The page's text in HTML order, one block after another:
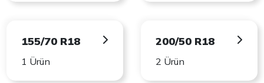
155/70 R18
1 Ürün
200/50 R18
2 Ürün